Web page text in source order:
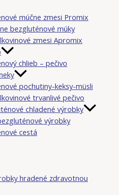
múčne zmesi Promix
bezgluténové múky
zmesi Apromix
chlieb – pečivo
pochutiny-keksy-müsli
trvanlivé pečivo
chladené výrobky
výrobky
cestá
hradené zdravotnou